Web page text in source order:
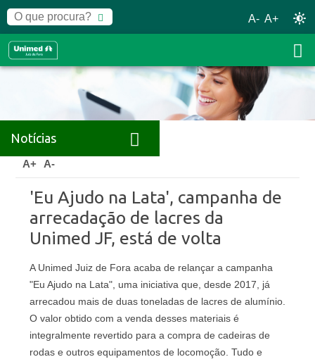
A- A+
Notícias
Home Notícias
A+ A-
'Eu Ajudo na Lata', campanha de
arrecadação de lacres da
Unimed JF, está de volta
A Unimed Juiz de Fora acaba de relançar a campanha
"Eu Ajudo na Lata", uma iniciativa que, desde 2017, já
arrecadou mais de duas toneladas de lacres de alumínio.
O valor obtido com a venda desses materiais é
integralmente revertido para a compra de cadeiras de
rodas e outros equipamentos de locomoção. Tudo e